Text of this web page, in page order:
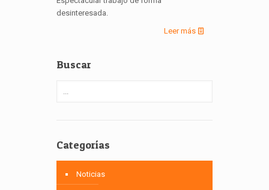
desinteresada.
Leer más
Buscar
Categorías
Noticias